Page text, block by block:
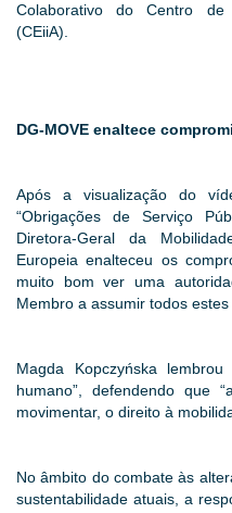
Colaborativo do Centro de
(CEiiA).
DG-MOVE enaltece
Após a visualização do
“Obrigações de Serviço
Diretora-Geral da
Europeia enalteceu os
muito bom ver uma
Membro a assumir todos estes
Magda Kopczyńska
humano”, defendendo que
movimentar, o direito à
No âmbito do combate às
sustentabilidade atuais, a